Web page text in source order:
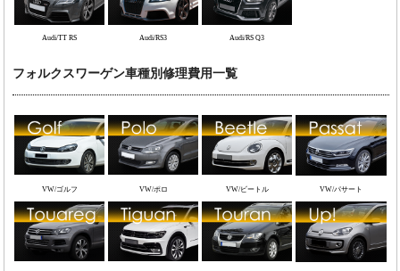
Audi/TT RS Audi/RS3 Audi/RS Q3
フォルクスワーゲン車種別修理費用一覧
VW/ゴルフ VW/ポロ VW/ビートル VW/パサート